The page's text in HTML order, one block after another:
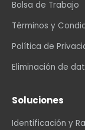
Bolsa de Trabajo
Términos y
Política de
Eliminación de
Soluciones
Identificación y